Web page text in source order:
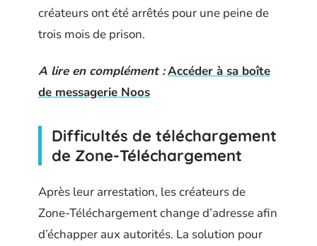
créateurs ont été arrêtés pour une peine de
trois mois de prison.
A lire en complément :Accéder à sa boîte
de messagerie Noos
Difficultés de téléchargement
de Zone-Téléchargement
Après leur arrestation, les créateurs de
Zone-Téléchargement change d’adresse afin
d’échapper aux autorités. La solution pour